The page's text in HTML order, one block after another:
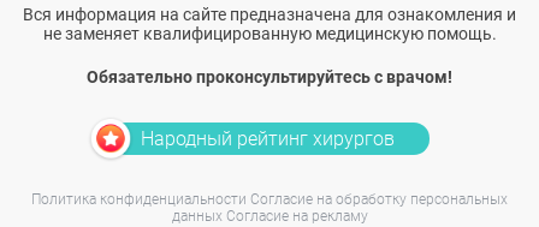
Вся информация на сайте предназначена для ознакомления и
не заменяет квалифицированную медицинскую помощь.
Обязательно проконсультируйтесь с врачом!
Народный рейтинг хирургов
Политика конфиденциальности Согласие на обработку персональных
данных Согласие на рекламу